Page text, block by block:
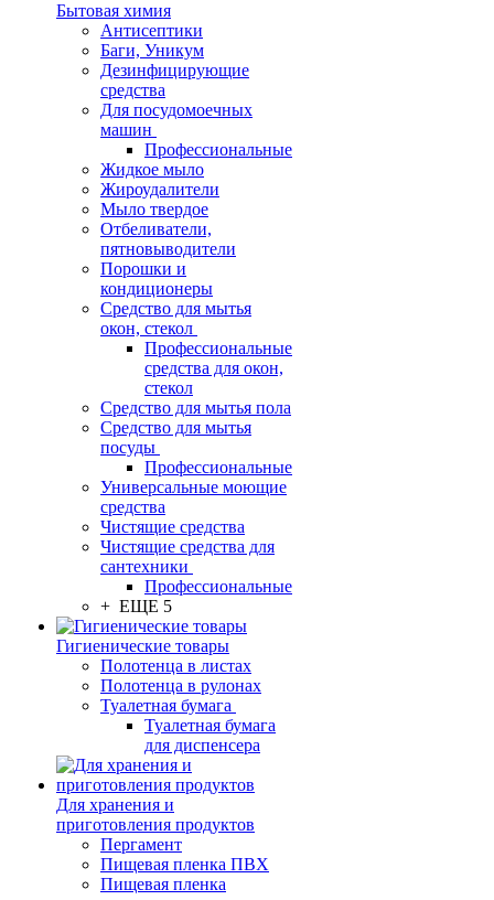
Бытовая химия
Антисептики
Баги, Уникум
Дезинфицирующие
средства
Для посудомоечных
машин
Профессиональные
Жидкое мыло
Жироудалители
Мыло твердое
Отбеливатели,
пятновыводители
Порошки и
кондиционеры
Средство для мытья
окон, стекол
Профессиональные
средства для окон,
стекол
Средство для мытья пола
Средство для мытья
посуды
Профессиональные
Универсальные моющие
средства
Чистящие средства
Чистящие средства для
сантехники
Профессиональные
+ ЕЩЕ 5
Гигиенические товары
Полотенца в листах
Полотенца в рулонах
Туалетная бумага
Туалетная бумага
для диспенсера
Для хранения и
приготовления продуктов
Пергамент
Пищевая пленка ПВХ
Пищевая пленка